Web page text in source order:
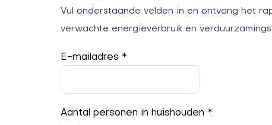
Vul onderstaande velden in en ontvang het
verwachte energieverbruik en
E-mailadres *
Aantal personen in huishouden *